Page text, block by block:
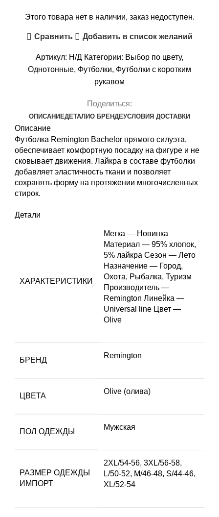
Этого товара нет в наличии, заказ недоступен.
Сравнить Добавить в список желаний
Артикул: Н/Д Категории: Выбор по цвету,
Однотонные, Футболки, Футболки с коротким
рукавом
Поделиться:
ОПИСАНИЕДЕТАЛИО БРЕНДЕУСЛОВИЯ ДОСТАВКИ
Описание
Футболка Remington Bachelor прямого силуэта,
обеспечивает комфортную посадку на фигуре и не
сковывает движения. Лайкра в составе футболки
добавляет эластичность ткани и позволяет
сохранять форму на протяжении многочисленных
стирок.
Детали
ХАРАКТЕРИСТИКИ
Метка — Новинка
Материал — 95% хлопок,
5% лайкра Сезон — Лето
Назначение — Город,
Охота, Рыбалка, Туризм
Производитель —
Remington Линейка —
Universal line Цвет —
Olive
БРЕНД
Remington
ЦВЕТА
Olive (олива)
ПОЛ ОДЕЖДЫ
Мужская
РАЗМЕР ОДЕЖДЫ
ИМПОРТ
2XL/54-56, 3XL/56-58,
L/50-52, M/46-48, S/44-46,
XL/52-54